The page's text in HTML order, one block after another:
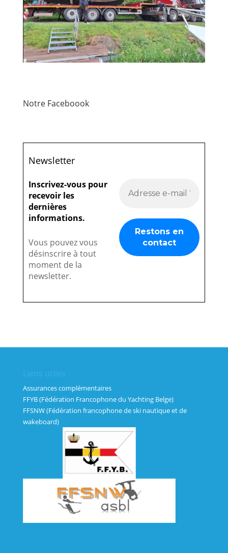
Notre Faceboook
Newsletter
Inscrivez-vous pour
recevoir les
dernières
informations.
Vous pouvez vous
désinscrire à tout
moment de la
newsletter.
Liens utiles
Assurances complémentaires
FFYB (Fédération Francophone du Yachting Belge)
FFSNW (Fédération francophone de ski nautique et de
wakeboard)